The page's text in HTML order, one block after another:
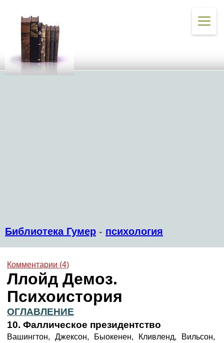
Библиотека Гумер - психология
Комментарии (4)
Ллойд Демоз.
Психоистория
ОГЛАВЛЕНИЕ
10. Фаллическое президентство
Вашингтон, Джексон, Быокенен, Кливленд, Вильсон,